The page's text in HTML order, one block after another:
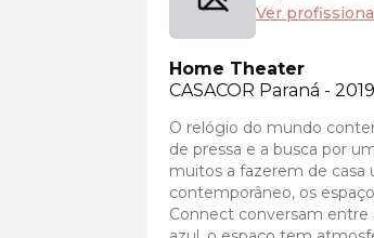
Ver
Home Theater
CASACOR Paraná - 2019
O relógio do mundo
de pressa e a busca por
muitos a fazerem de casa
contemporâneo, os
Connect conversam entre